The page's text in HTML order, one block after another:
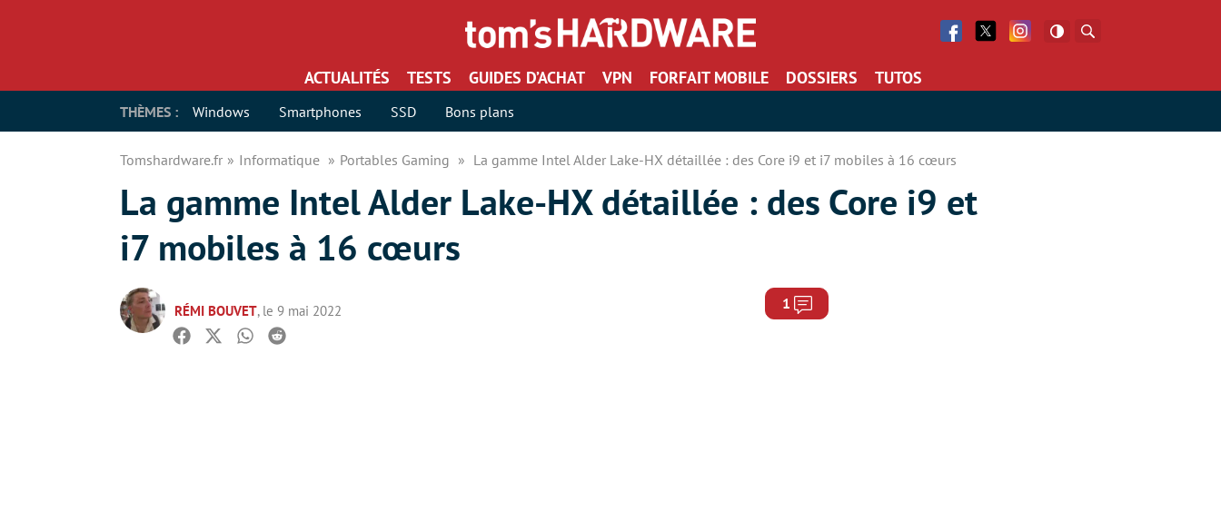
Facebook
Twitter Facebook
ACTUALITÉS TESTS GUIDES D’ACHAT VPN FORFAIT MOBILE DOSSIERS TUTOS
THÈMES : Windows Smartphones SSD Bons plans
Tomshardware.fr Informatique Portables Gaming La gamme Intel Alder Lake-HX détaillée : des Core i9 et i7 mobiles à 16 cœurs
La gamme Intel Alder Lake-HX détaillée : des Core i9 et
i7 mobiles à 16 cœurs
RÉMI BOUVET, le 9 mai 2022 1 Commentaires
Facebook
TwitterWhatsapp
Reddit